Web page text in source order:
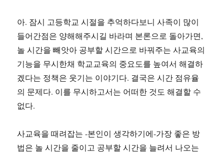
아. 잠시 고등학교 시절을 추억하다보니 사족이 많이
들어간점은 양해해주시길 바라며 본론으로 돌아가면,
놀 시간을 빼앗아 공부할 시간으로 바꿔주는 사교육의
기능을 무시한채 학교교육의 중요도를 높여서 해결하
겠다는 정책은 웃기는 이야기다. 결국은 시간 점유율
의 문제다. 이를 무시하고서는 어떠한 것도 해결할 수
없다.
사교육을 때려잡는 -본인이 생각하기에-가장 좋은 방
법은 놀 시간을 줄이고 공부할 시간을 늘려서 나오는